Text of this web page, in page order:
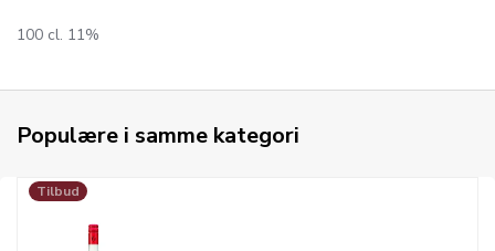
100 cl. 11%
Populære i samme kategori
Tilbud